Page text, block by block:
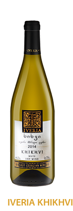
IVERIA KHIKHVI